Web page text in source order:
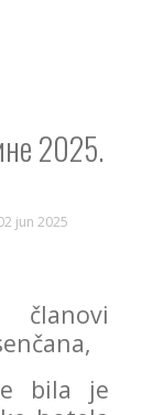
2025.
jun 2025
bila je